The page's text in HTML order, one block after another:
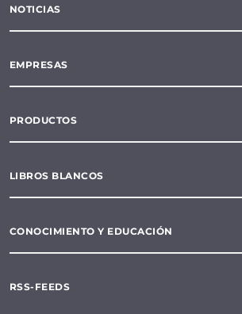
NOTICIAS
EMPRESAS
PRODUCTOS
LIBROS BLANCOS
CONOCIMIENTO Y EDUCACIÓN
RSS-FEEDS